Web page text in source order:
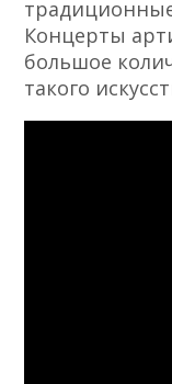
Концерты
большое
такого